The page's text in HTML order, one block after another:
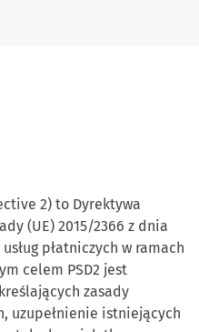
2) to Dyrektywa
(UE) 2015/2366 z dnia
płatniczych w ramach
celem PSD2 jest
zasady
uzupełnienie istniejących